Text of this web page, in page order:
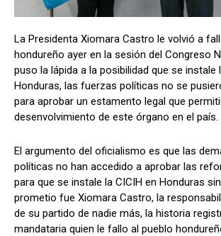
Comparta
Síganos
Comparta
Síganos
La Presidenta Xiomara Castro le volvió a
hondureño ayer en la sesión del Congreso
puso la lápida a la posibilidad que se instale
Honduras, las fuerzas políticas no se
para aprobar un estamento legal que
desenvolvimiento de este órgano en el país.
El argumento del oficialismo es que las
políticas no han accedido a aprobar las
para que se instale la CICIH en Honduras
prometio fue Xiomara Castro, la
de su partido de nadie más, la historia
mandataria quien le fallo al pueblo